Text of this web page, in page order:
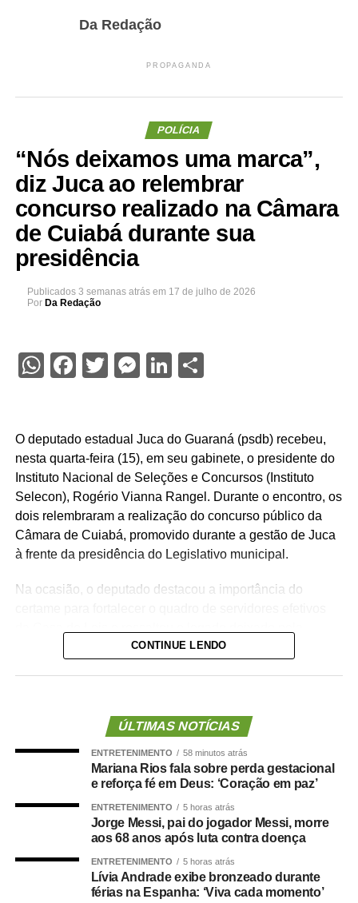
Da Redação
PROPAGANDA
POLÍCIA
“Nós deixamos uma marca”,
diz Juca ao relembrar
concurso realizado na Câmara
de Cuiabá durante sua
presidência
Publicados 3 semanas atrás em 17 de julho de 2026
Por Da Redação
WhatsApp
Facebook
Twitter
Messenger
LinkedIn
Share
O deputado estadual Juca do Guaraná (psdb) recebeu,
nesta quarta-feira (15), em seu gabinete, o presidente do
Instituto Nacional de Seleções e Concursos (Instituto
Selecon), Rogério Vianna Rangel. Durante o encontro, os
dois relembraram a realização do concurso público da
Câmara de Cuiabá, promovido durante a gestão de Juca
à frente da presidência do Legislativo municipal.
Na ocasião, o deputado destacou a importância do
Cuiabá, que é de todos nós mato-grossenses, o
parlamento mais antigo do Centro-Oeste brasileiro”,
O concurso público foi realizado para provimento de
vagas e formação de cadastro de reserva para cargos de
níveis médio e superior, contemplando funções como
CONTINUE LENDO
ÚLTIMAS NOTÍCIAS
ENTRETENIMENTO 58 minutos atrás
Mariana Rios fala sobre perda gestacional
e reforça fé em Deus: ‘Coração em paz’
ENTRETENIMENTO 5 horas atrás
Jorge Messi, pai do jogador Messi, morre
aos 68 anos após luta contra doença
ENTRETENIMENTO 5 horas atrás
Lívia Andrade exibe bronzeado durante
férias na Espanha: ‘Viva cada momento’